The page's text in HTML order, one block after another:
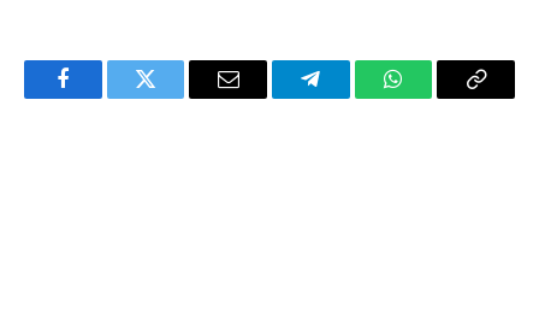
FacebookTwitter Email TelegramWhatsAppCopy